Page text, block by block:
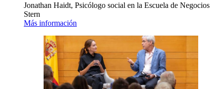
Jonathan Haidt, Psicólogo social en la Escuela de Negocios
Stern
Más información